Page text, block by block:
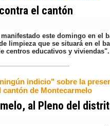
el cantón
este domingo en el
limpieza que se situará en el
centros educativos y viviendas".
indicio" sobre la
cantón de Montecarmelo
al Pleno del